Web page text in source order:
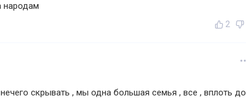
народам
2
скрывать , мы одна большая семья , все , вплоть до